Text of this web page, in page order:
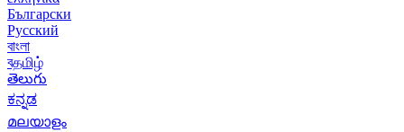
Български
Русский
বাংলা
বதமிழ்
తెలుగు
ಕನ್ನಡ
മലയാളം